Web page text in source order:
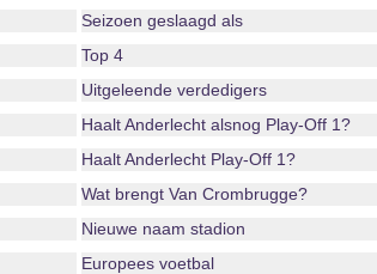
Seizoen geslaagd als
Top 4
Uitgeleende verdedigers
Haalt Anderlecht alsnog Play-Off 1?
Haalt Anderlecht Play-Off 1?
Wat brengt Van Crombrugge?
Nieuwe naam stadion
Europees voetbal